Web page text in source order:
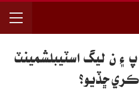
۽ ن ليگ اسٽيبلشمينٽ
ڪري ڇڏيو؟